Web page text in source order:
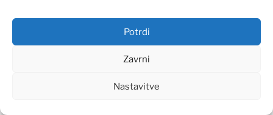
Potrdi
Zavrni
Nastavitve